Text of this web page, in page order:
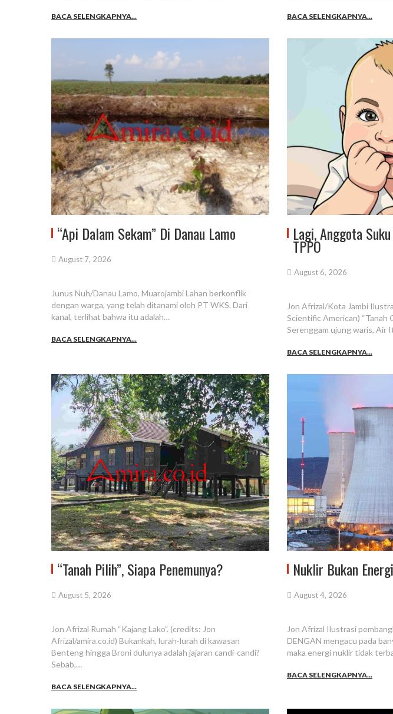
BACA SELENGKAPNYA... BACA SELENGKAPNYA...
“Api Dalam Sekam” Di Danau Lamo
August 7, 2026
Junus Nuh/Danau Lamo, Muarojambi Lahan berkonflik
dengan warga, yang telah ditanami oleh PT WKS. Dari
kanal, terlihat bahwa itu adalah…
BACA SELENGKAPNYA...
Lagi, Anggota
TPPO
August 6, 2026
Jon Afrizal/Kota Jambi
Scientific American) “Tanah
Serenggam ujung waris, Air
BACA SELENGKAPNYA...
“Tanah Pilih”, Siapa Penemunya?
August 5, 2026
Jon Afrizal Rumah “Kajang Lako”. (credits: Jon
Afrizal/amira.co.id) Bukankah, lurah-lurah di kawasan
Benteng hingga Broni dulunya adalah jajaran candi-candi?
Sebab,…
BACA SELENGKAPNYA...
Nuklir Bukan
August 4, 2026
Jon Afrizal Ilustrasi
DENGAN mengacu pada
maka energi nuklir tidak
BACA SELENGKAPNYA...